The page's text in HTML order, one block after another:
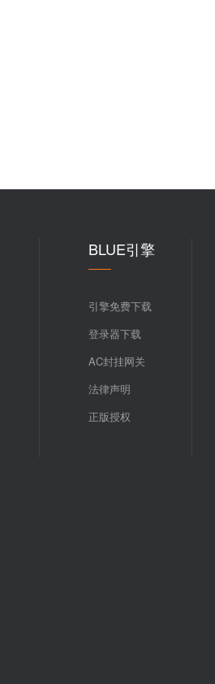
BLUE引擎
引擎免费下载
登录器下载
AC封挂网关
法律声明
正版授权